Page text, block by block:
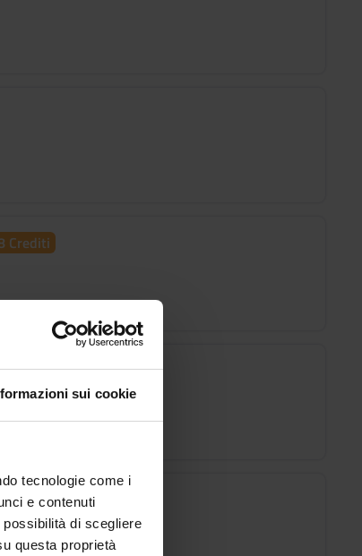
sui cookie
tecnologie come i
e contenuti
di scegliere
questa proprietà
Crediti
8 Crediti